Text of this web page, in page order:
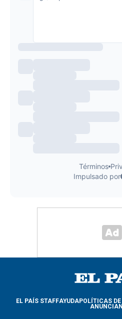
EL PAÍS STAFFAYUDAPOLÍTICAS